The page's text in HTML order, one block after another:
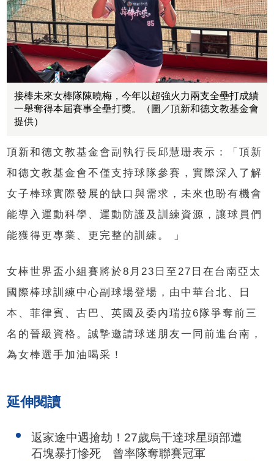
接棒未來女棒隊陳曉梅，今年以超強火力兩支全壘打成績
一舉奪得本屆賽事全壘打獎。（圖／頂新和德文教基金會
提供）
頂新和德文教基金會副執行長邱慧珊表示：「頂新
和德文教基金會不僅支持球隊參賽，實際深入了解
女子棒球實際發展的缺口與需求，未來也盼有機會
能導入運動科學、運動防護及訓練資源，讓球員們
能獲得更專業、更完整的訓練。 」
女棒世界盃小組賽將於8月23日至27日在台南亞太
國際棒球訓練中心副球場登場，由中華台北、日
本、菲律賓、古巴、英國及委內瑞拉6隊爭奪前三
名的晉級資格。誠摯邀請球迷朋友一同前進台南，
為女棒選手加油喝采！
延伸閱讀
返家途中遇搶劫！27歲烏干達球星頭部遭
石塊暴打慘死 曾率隊奪聯賽冠軍